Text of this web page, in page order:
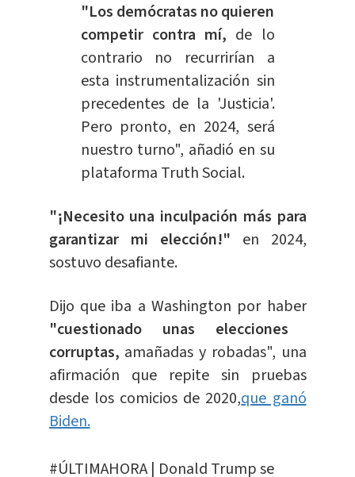
"Los demócratas no quieren
competir contra mí, de lo
contrario no recurrirían a
esta instrumentalización sin
precedentes de la 'Justicia'.
Pero pronto, en 2024, será
nuestro turno", añadió en su
plataforma Truth Social.
"¡Necesito una inculpación más para
garantizar mi elección!" en 2024,
sostuvo desafiante.
Dijo que iba a Washington por haber
"cuestionado unas elecciones
corruptas, amañadas y robadas", una
afirmación que repite sin pruebas
desde los comicios de 2020,que ganó
Biden.
#ÚLTIMAHORA| Donald Trump se